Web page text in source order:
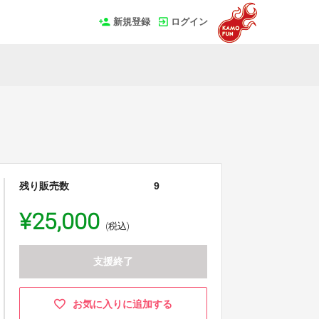
新規登録 ログイン
残り販売数 9
¥25,000 (税込)
支援終了
お気に入りに追加する